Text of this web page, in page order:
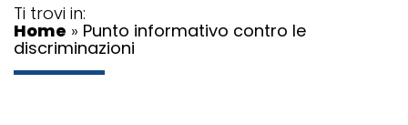
Ti trovi in:
Home » Punto informativo contro le
discriminazioni